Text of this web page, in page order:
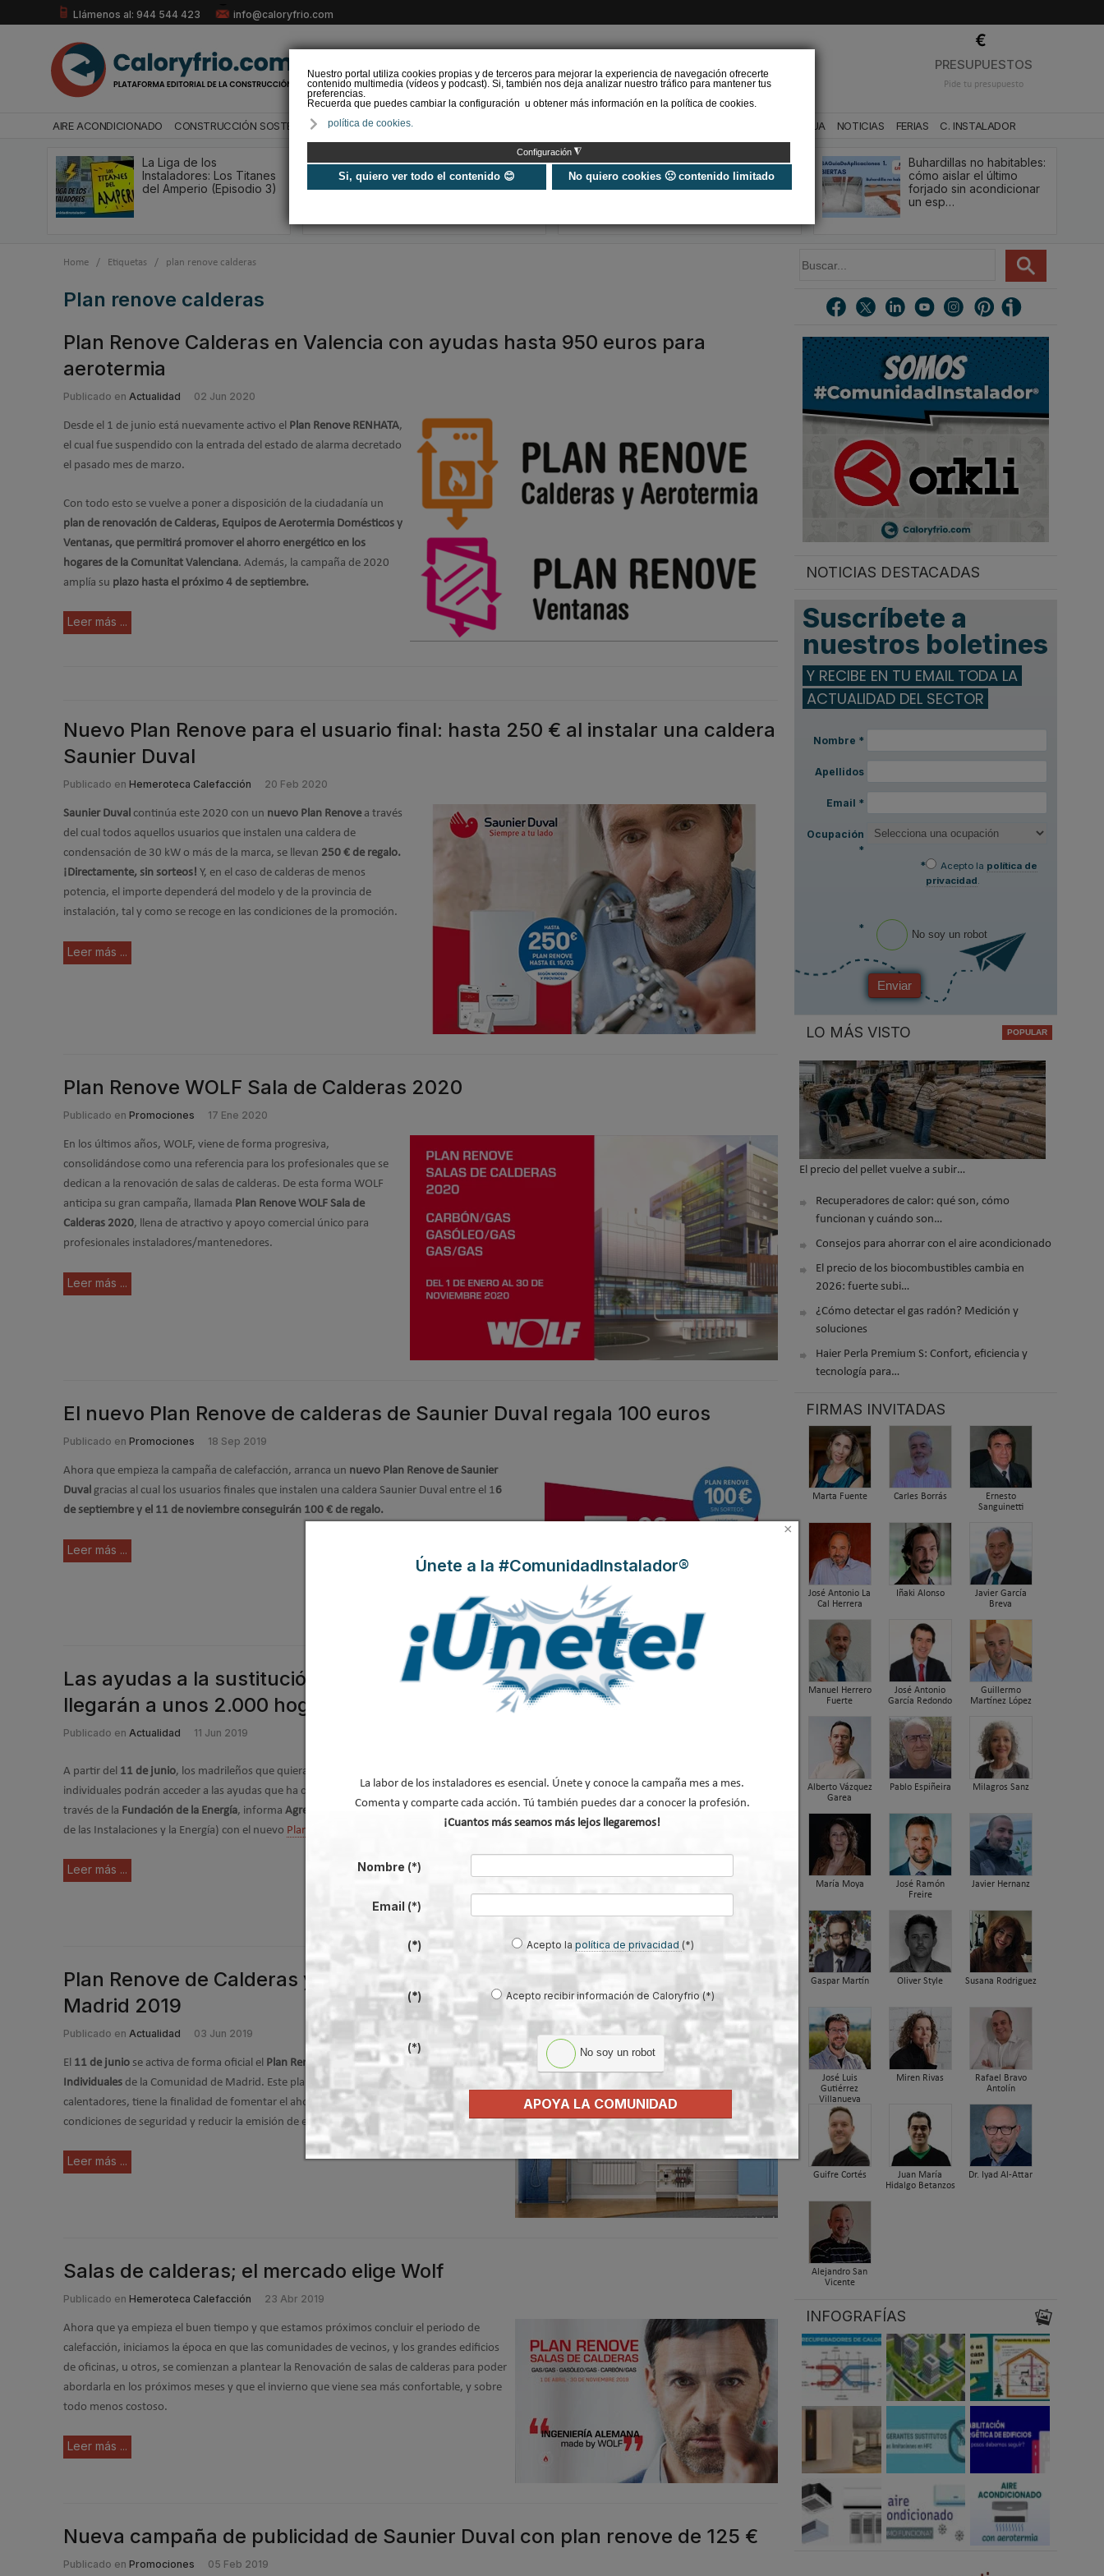
Nuestro portal utiliza cookies propias y de terceros para mejorar la experiencia de navegación ofrecerte
contenido multimedia (vídeos y podcast). Si, también nos deja analizar nuestro tráfico para mantener tus
preferencias.
Recuerda que puedes cambiar la configuración u obtener más información en la política de cookies.
política de cookies.
Configuración ◮
Si, quiero ver todo el contenido 😊 No quiero cookies 🙁 contenido limitado
Llámenos al: 944 544 423 info@caloryfrio.com
PRESUPUESTOS
Pide tu presupuesto
AIRE ACONDICIONADO CONSTRUCCIÓN SOSTENIBLE ENERGÍAS RENOVABLES BAÑO Y AGUA NOTICIAS FERIAS C. INSTALADOR
La Liga de los
Instaladores: Los Titanes
del Amperio (Episodio 3)
Universo Aniversario - Un
año, muchos momentos
Verifactu en
climatización: qué le va a
exigir la ley a tu
Buhardillas no habitables:
cómo aislar el último
forjado sin acondicionar
un esp…
Home / Etiquetas / plan renove calderas
plan renove calderas
Plan Renove Calderas en Valencia con ayudas hasta 950 euros para
aerotermia
Publicado en Actualidad 02 Jun 2020
Desde el 1 de junio está nuevamente activo el Plan Renove RENHATA,
el cual fue suspendido con la entrada del estado de alarma decretado
el pasado mes de marzo.
Con todo esto se vuelve a poner a disposición de la ciudadanía un
plan de renovación de Calderas, Equipos de Aerotermia Domésticos y
Ventanas, que permitirá promover el ahorro energético en los
hogares de la Comunitat Valenciana. Además, la campaña de 2020
amplía su plazo hasta el próximo 4 de septiembre.
Leer más ...
Nuevo Plan Renove para el usuario final: hasta 250 € al instalar una caldera
Saunier Duval
Publicado en Hemeroteca Calefacción 20 Feb 2020
Saunier Duval continúa este 2020 con un nuevo Plan Renovea través
del cual todos aquellos usuarios que instalen una caldera de
condensación de 30 kW o más de la marca, se llevan 250 € de regalo.
¡Directamente, sin sorteos! Y, en el caso de calderas de menos
potencia, el importe dependerá del modelo y de la provincia de
instalación, tal y como se recoge en las condiciones de la promoción.
Leer más ...
Plan Renove WOLF Sala de Calderas 2020
Publicado en Promociones 17 Ene 2020
En los últimos años, WOLF, viene de forma progresiva,
consolidándose como una referencia para los profesionales que se
dedican a la renovación de salas de calderas. De esta forma WOLF
anticipa su gran campaña, llamada Plan Renove WOLF Sala de
Calderas 2020, llena de atractivo y apoyo comercial único para
profesionales instaladores/mantenedores.
Leer más ...
El nuevo Plan Renove de calderas de Saunier Duval regala 100 euros
Publicado en Promociones 18 Sep 2019
Ahora que empieza la campaña de calefacción, arranca un nuevo Plan Renove de Saunier
Duval gracias al cual los usuarios finales que instalen una caldera Saunier Duval entre el 16
de septiembre y el 11 de noviembre conseguirán 100 € de regalo.
Leer más ...
Las ayudas a la sustitución de calderas y calentadores individuales
llegarán a unos 2.000 hogares madrileños
Publicado en Actualidad 11 Jun 2019
A partir del 11 de junio, los madrileños que quieran sustituir sus calderas y calentadores
individuales podrán acceder a las ayudas que ha convocado laComunidad de Madrida
través de la Fundación de la Energía, informa Agremia
(Asociación de Empresas del Sector
de las Instalaciones y la Energía) con el nuevo Plan Renove de Calderas Madrid.
Leer más ...
Plan Renove de Calderas y Calentadores Individuales de la Comunidad de
Madrid 2019
Publicado en Actualidad 03 Jun 2019
El 11 de junio se activa de forma oficial el Plan Renove de Calderas y Calentadores
Individuales de la Comunidad de Madrid. Este plan de ayudas al cambio de calderas y
calentadores, tiene la finalidad de fomentar el ahorro energético y económico, mejorar las
condiciones de seguridad y reducir la emisión de elementos.
Leer más ...
Salas de calderas; el mercado elige Wolf
Publicado en Hemeroteca Calefacción 23 Abr 2019
Ahora que ya empieza el buen tiempo y que estamos próximos concluir el periodo de
calefacción, iniciamos la época en que las comunidades de vecinos, y los grandes edificios
de oficinas, u otros, se comienzan a plantear la Renovación de salas de calderas para poder
abordarla en los próximos meses y que el invierno que viene sea más confortable, y sobre
todo menos costoso.
Leer más ...
Nueva campaña de publicidad de Saunier Duval con plan renove de 125 €
Publicado en Promociones 05 Feb 2019
u
r
NOTICIAS DESTACADAS
Suscríbete a
nuestros boletines
Y RECIBE EN TU EMAIL TODA LA
ACTUALIDAD DEL SECTOR
Nombre *
Apellidos
Email *
Ocupación
*
*
Acepto la política de
privacidad.
* No soy un robot
Enviar
LO MÁS VISTO
El precio del pellet vuelve a subir…
Recuperadores de calor: qué son, cómo
funcionan y cuándo son…
Consejos para ahorrar con el aire acondicionado
El precio de los biocombustibles cambia en
2026: fuerte subi…
¿Cómo detectar el gas radón? Medición y
soluciones
Haier Perla Premium S: Confort, eficiencia y
tecnología para…
FIRMAS INVITADAS
Marta Fuente Carles Borrás
Ernesto
Sanguinetti
José Antonio La
Cal Herrera
Iñaki Alonso
Javier García
Breva
Manuel Herrero
Fuerte
José Antonio
García Redondo
Guillermo
Martínez López
Alberto Vázquez
Garea
Pablo Espiñeira Milagros Sanz
María Moya
José Ramón
Freire
Javier Hernanz
Gaspar Martín Oliver Style Susana Rodriguez
José Luis
Gutiérrez
Villanueva
Miren Rivas
Rafael Bravo
Antolín
Guifre Cortés
Juan María
Hidalgo Betanzos
Dr. Iyad Al-Attar
Alejandro San
Vicente
INFOGRAFÍAS
×
Únete a la #ComunidadInstalador®
La labor de los instaladores es esencial. Únete y conoce la campaña mes a mes.
Comenta y comparte cada acción. Tú también puedes dar a conocer la profesión.
¡Cuantos más seamos más lejos llegaremos!
Nombre (*)
Email (*)
(*) Acepto lapolítica de privacidad (*)
(*) Acepto recibir información de Caloryfrio (*)
(*) No soy un robot
APOYA LA COMUNIDAD